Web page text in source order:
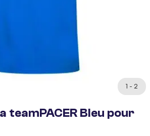
1 - 2
teamPACER Bleu pour